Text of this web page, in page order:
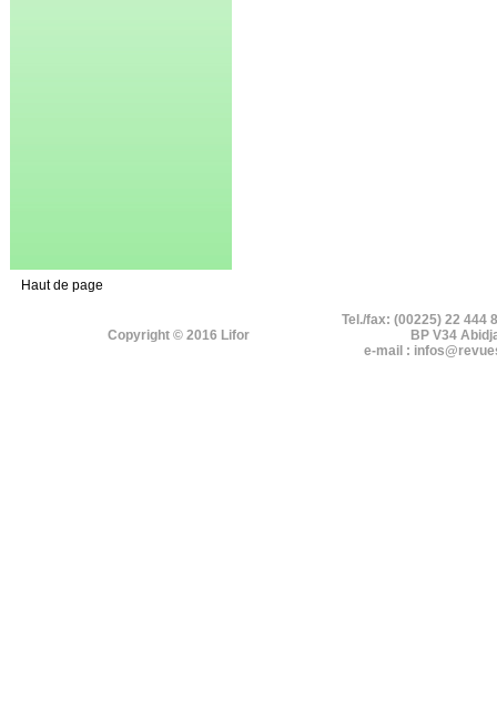
Haut de page
Copyright © 2016 Lifor
Tel./fax: (00225) 22 444
BP V34
e-mail :